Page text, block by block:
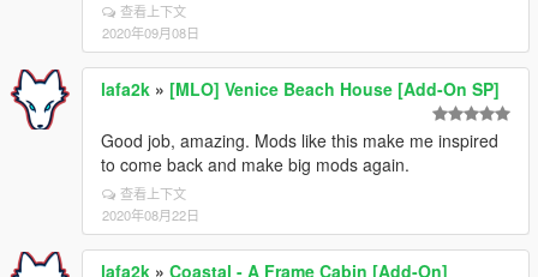
查看上下文
2020年09月08日
lafa2k » [MLO] Venice Beach House [Add-On SP]
Good job, amazing. Mods like this make me inspired
to come back and make big mods again.
查看上下文
2020年08月22日
lafa2k » Coastal - A Frame Cabin [Add-On]